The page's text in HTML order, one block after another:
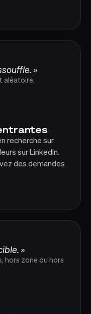
»
aléatoire.
recherche sur
sur LinkedIn.
des demandes
»
hors zone ou hors